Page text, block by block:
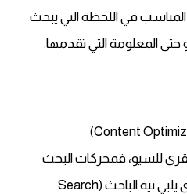
في اللحظة التي يبحث
المعلومة التي تقدمها.
للسيو، فمحركات البحث
تهتم بما إذا كان المحتوى يلبي نية الباحث (Search